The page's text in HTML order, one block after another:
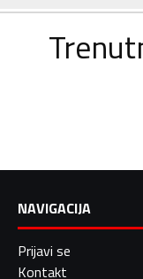
NAVIGACIJA
Prijavi se
Kontakt